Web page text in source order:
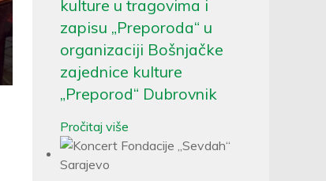
kulture u tragovima i
zapisu „Preporoda“ u
organizaciji Bošnjačke
zajednice kulture
„Preporod“ Dubrovnik
Pročitaj više